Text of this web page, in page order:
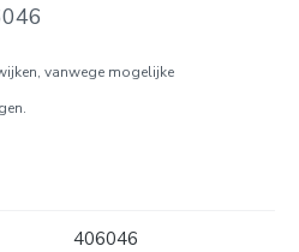
vanwege mogelijke
406046